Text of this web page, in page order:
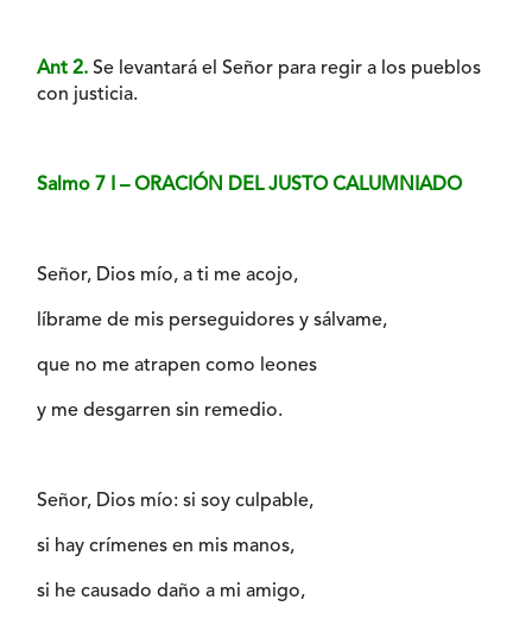
Ant 2. Se levantará el Señor para regir a los pueblos
con justicia.
Salmo 7 I – ORACIÓN DEL JUSTO CALUMNIADO
Señor, Dios mío, a ti me acojo,
líbrame de mis perseguidores y sálvame,
que no me atrapen como leones
y me desgarren sin remedio.
Señor, Dios mío: si soy culpable,
si hay crímenes en mis manos,
si he causado daño a mi amigo,